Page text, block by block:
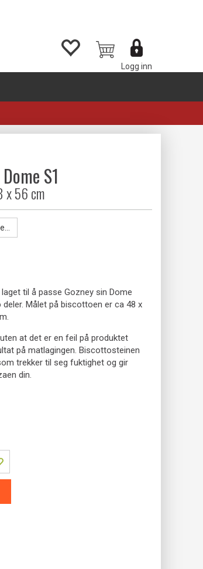
Logg inn
S1
x 56 cm
til å passe Gozney sin Dome
Målet på biscottoen er ca 48 x
at det er en feil på produktet
på matlagingen. Biscottosteinen
trekker til seg fuktighet og gir
din.